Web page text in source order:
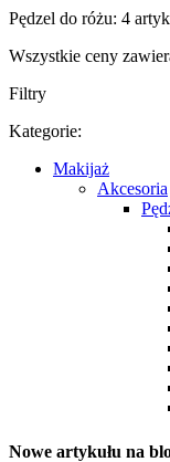
Pędzel do różu: 4
Wszystkie ceny
Filtry
Kategorie:
Makijaż
Akcesoria
Nowe artykułu na